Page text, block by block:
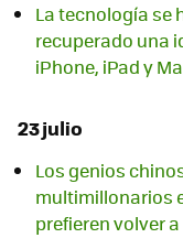
La tecnología se
recuperado una
iPhone, iPad y
23 julio
Los genios
multimillonarios
prefieren volver